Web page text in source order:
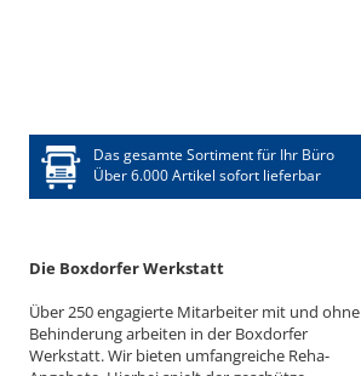
Das gesamte Sortiment für Ihr Büro
Über 6.000 Artikel sofort lieferbar
Die Boxdorfer Werkstatt
Über 250 engagierte Mitarbeiter mit und ohne
Behinderung arbeiten in der Boxdorfer
Werkstatt. Wir bieten umfangreiche Reha-